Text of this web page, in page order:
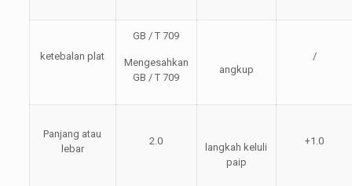
ketebalan plat
GB / T 709
Mengesahkan
GB / T 709
angkup
/
Panjang atau
lebar
2.0
langkah keluli
paip
+1.0